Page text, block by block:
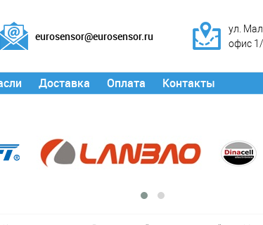
eurosensor@eurosensor.ru
ул.
офис
Доставка Оплата Контакты